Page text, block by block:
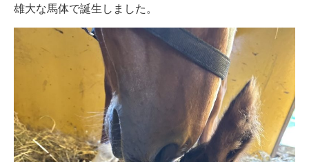
雄大な馬体で誕生しました。